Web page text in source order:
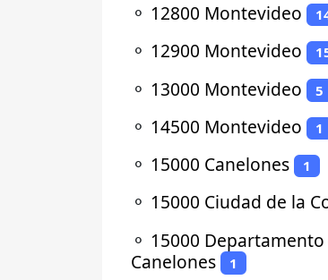
⚬ 12800 Montevideo
⚬ 12900 Montevideo
⚬ 13000 Montevideo 5
⚬ 14500 Montevideo 1
⚬ 15000 Canelones 1
⚬ 15000 Ciudad de la
⚬ 15000 Departamento
Canelones
1